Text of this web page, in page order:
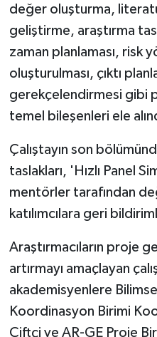
değer oluşturma,
geliştirme, araştırma
zaman planlaması, risk
oluşturulması, çıktı
gerekçelendirmesi gibi
temel bileşenleri ele
Çalıştayın son
taslakları, 'Hızlı Panel
mentörler tarafından
katılımcılara geri
Araştırmacıların proje
artırmayı amaçlayan
akademisyenlere
Koordinasyon Birimi
Çiftçi ve AR-GE Proje